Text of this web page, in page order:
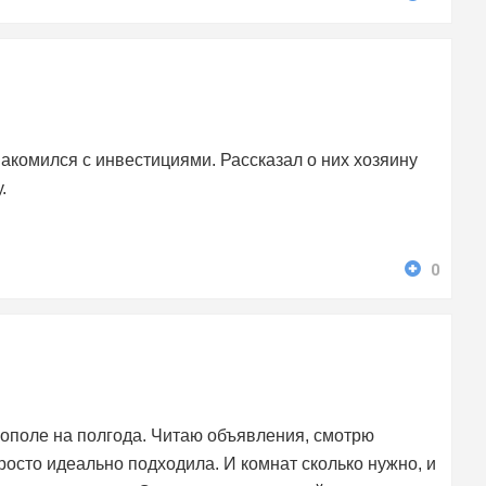
с инвестициями. Рассказал о них хозяину
0
на полгода. Читаю объявления, смотрю
идеально подходила. И комнат сколько нужно, и